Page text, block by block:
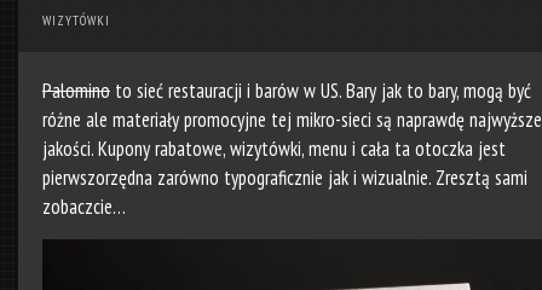
WIZYTÓWKI
Palominoto sieć restauracji i barów w US. Bary jak to bary, mogą być
różne ale materiały promocyjne tej mikro-sieci są naprawdę
jakości. Kupony rabatowe, wizytówki, menu i cała ta otoczka jest
pierwszorzędna zarówno typograficznie jak i wizualnie. Zresztą sami
zobaczcie…